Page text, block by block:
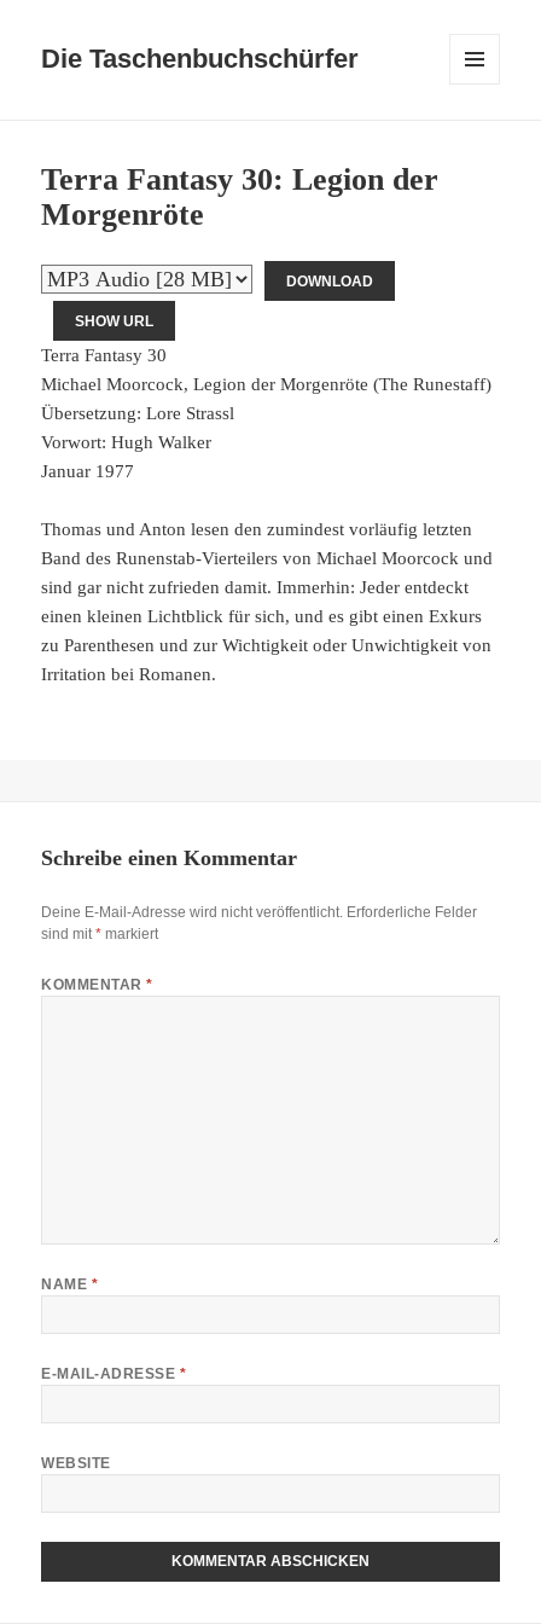
Die Taschenbuchschürfer
Terra Fantasy 30: Legion der
Morgenröte
DOWNLOAD
SHOW URL
Terra Fantasy 30
Michael Moorcock, Legion der Morgenröte (The Runestaff)
Übersetzung: Lore Strassl
Vorwort: Hugh Walker
Januar 1977
Thomas und Anton lesen den zumindest vorläufig letzten
Band des Runenstab-Vierteilers von Michael Moorcock und
sind gar nicht zufrieden damit. Immerhin: Jeder entdeckt
einen kleinen Lichtblick für sich, und es gibt einen Exkurs
zu Parenthesen und zur Wichtigkeit oder Unwichtigkeit von
Irritation bei Romanen.
Schreibe einen Kommentar
Deine E-Mail-Adresse wird nicht veröffentlicht. Erforderliche Felder
sind mit* markiert
KOMMENTAR*
NAME *
E-MAIL-ADRESSE *
WEBSITE